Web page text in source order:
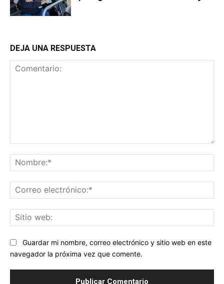
DEJA UNA RESPUESTA
Guardar mi nombre, correo electrónico y sitio web en este
navegador la próxima vez que comente.